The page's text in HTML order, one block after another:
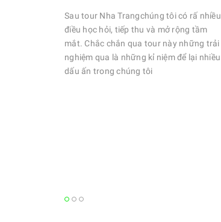
Sau tour Nha Trangchúng tôi có rấ nhiều
điều học hỏi, tiếp thu và mở rộng tầm
mắt. Chắc chắn qua tour này những trải
nghiệm qua là những kỉ niệm để lại nhiều
dấu ấn trong chúng tôi